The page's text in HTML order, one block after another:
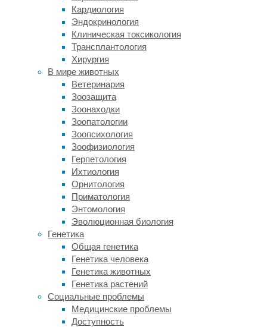
Кардиология
Эндокринология
Клиническая токсикология
Трансплантология
Хирургия
В мире животных
Ветеринария
Зоозащита
Зоонаходки
Зоопатологии
Зоопсихология
Зоофизиология
Герпетология
Ихтиология
Орнитология
Приматология
Энтомология
Эволюционная биология
Генетика
Общая генетика
Генетика человека
Генетика животных
Генетика растений
Социальные проблемы
Медицинские проблемы
Доступность
SARS-
CoV-
нейротропным
(то
есть
способным
поражать
нервные
клетки
напрямую),
не
утихают
до
сих
пор.
Тема
«коронавирус
и
мозг»
стала
предметом
одной
из
статей